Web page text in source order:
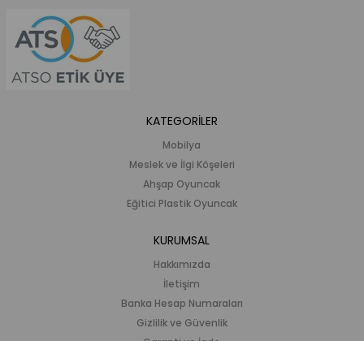
KATEGORİLER
Mobilya
Meslek ve İlgi Köşeleri
Ahşap Oyuncak
Eğitici Plastik Oyuncak
KURUMSAL
Hakkımızda
İletişim
Banka Hesap Numaraları
Gizlilik ve Güvenlik